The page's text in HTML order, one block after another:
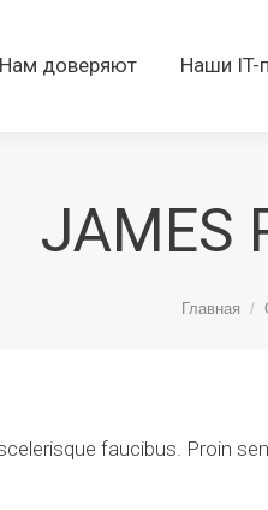
Нам доверяют Наши IT-
JAMES
Вы
Главная
faucibus. Proin